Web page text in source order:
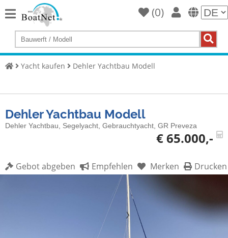
Home
Yacht
Gewerbliche
Verkäufer
Auktionen
Bootszubehör
(0)
Yacht kaufen Dehler Yachtbau Modell
Dehler Yachtbau Modell
Dehler Yachtbau, Segelyacht, Gebrauchtyacht, GR Preveza
€ 65.000,-
Gebot abgeben Empfehlen Merken Drucken